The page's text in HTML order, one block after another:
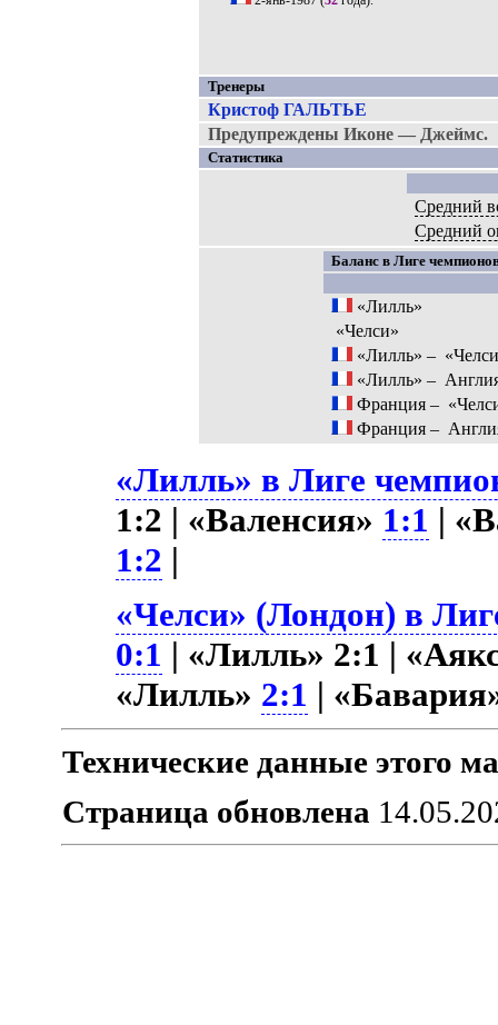
Тренеры
Кристоф ГАЛЬТЬЕ
Предупреждены Иконе — Джеймс.
Статистика
Средний
Средний
Баланс в Лиге
«Лилль»
«Челси»
«Лилль» –
«Лилль» –
Франция –
Франция –
«Лилль» в Лиге
1:2 | «Валенсия» 1:1 |
1:2 |
«Челси» (Лондон) в
0:1 | «Лилль» 2:1 |
«Лилль» 2:1 |
Технические данные этого
Страница обновлена